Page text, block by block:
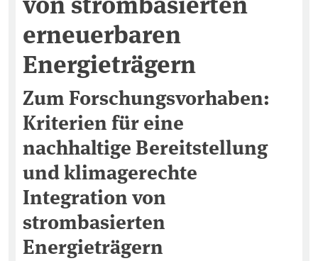
erneuerbaren
Energieträgern
Zum Forschungsvorhaben:
Kriterien für eine
nachhaltige Bereitstellung
und klimagerechte
Integration von
strombasierten
Energieträgern